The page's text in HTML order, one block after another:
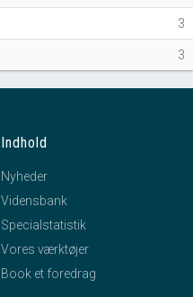
3
3
Indhold
Nyheder
Vidensbank
Specialstatistik
Vores værktøjer
Book et foredrag